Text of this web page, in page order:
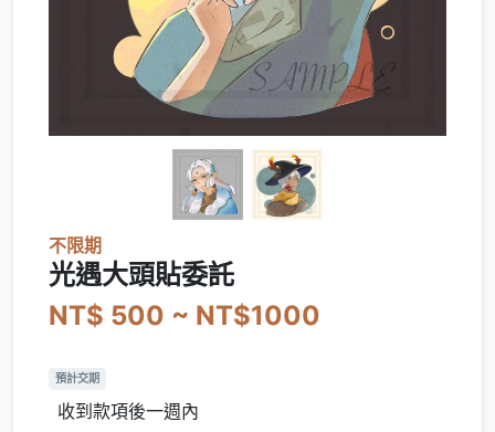
不限期
光遇大頭貼委託
NT$ 500 ~ NT$1000
預計交期
收到款項後一週內